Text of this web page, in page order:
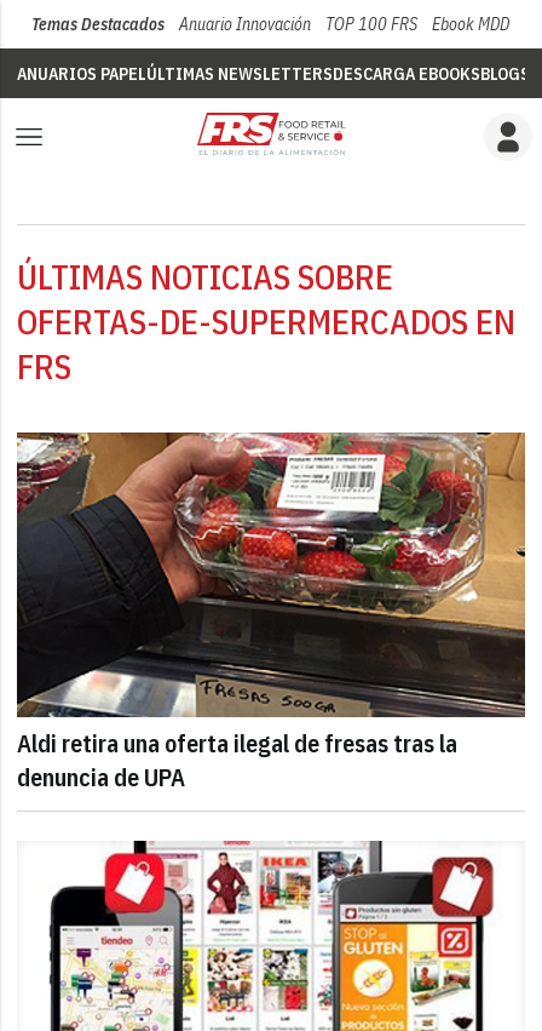
Temas Destacados Anuario Innovación TOP 100 FRS Ebook MDD
ANUARIOS PAPELÚLTIMAS NEWSLETTERSDESCARGA EBOOKSBLOGS
ÚLTIMAS NOTICIAS SOBRE
OFERTAS-DE-SUPERMERCADOS EN
FRS
Aldi retira una oferta ilegal de fresas tras la
denuncia de UPA